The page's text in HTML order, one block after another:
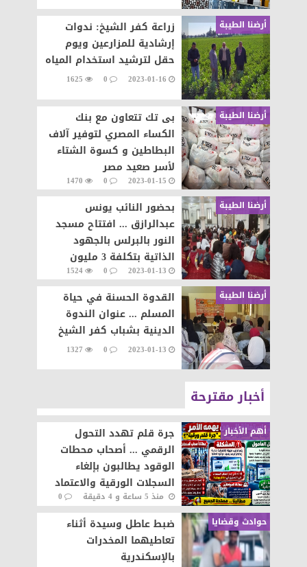
أرضنا الطيبة
زراعة كفر الشيخ: ندوات
إرشادية للمزارعين ويوم
حقل لترشيد استخدام المياه
2023-01-16
0
1625
أرضنا الطيبة
بى تك تتعاون مع بنك
الكساء المصري لتوفير آلاف
البطاطين و كسوة الشتاء
لأسر صعيد مصر
2023-01-15
0
1470
أرضنا الطيبة
بحضور النائب يونس
عبدالرازق ... افتتاح مسجد
النور بالبرلس بالجهود
الذاتية بتكلفة 3 مليون
2023-01-13
0
1524
أرضنا الطيبة
القدوة الحسنة في حياة
المسلم ... عنوان الندوة
الدينية بشباب كفر الشيخ
2023-01-13
0
1327
أخبار مقترحة
أهم الأخبار
جرة قلم تهدد التحول
الرقمي ... أصحاب محطات
الوقود يطالبون بإلغاء
السجلات الورقية والاعتماد
على المنظومة الإلكترونية
منذ 5 ساعة و 4 دقيقة
0
52
حوادث وقضايا
ضبط عاطل وسيدة أثناء
تعاطيهما المخدرات
بالإسكندرية